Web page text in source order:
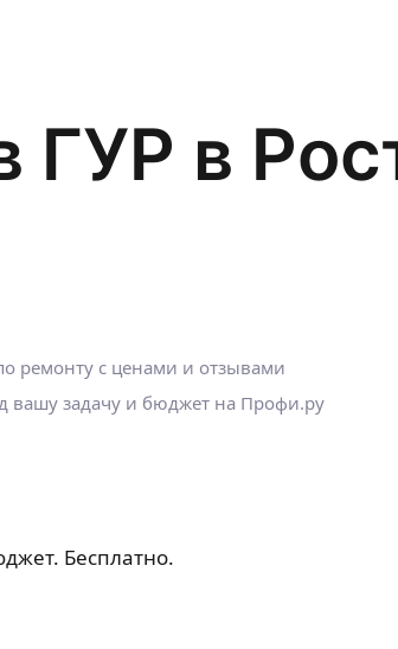
ГУР в
ремонту с ценами и отзывами
вашу задачу и бюджет на Профи.ру
Бесплатно.